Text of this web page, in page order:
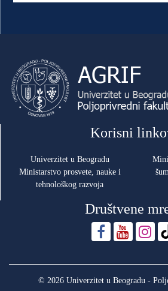
Korisni
Univerzitet u Beogradu
Ministarstvo prosvete, nauke i
tehnološkog razvoja
Društvene
© 2026 Univerzitet u Beogradu -